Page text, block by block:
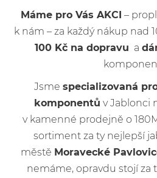
Máme pro Vás AKCI –
k nám – za každý nákup nad
100 Kč na dopravu a
Jsme specializovaná
komponentů v Jablonci
v kamenné prodejně o
sortiment za ty nejlepší
městě Moravecké
nemáme, opravdu stojí za